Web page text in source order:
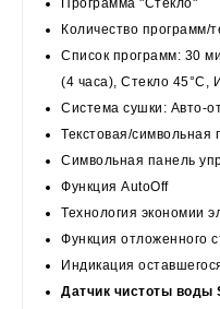
Программа "Стекло"
Количество
Список программ: 30
(4 часа), Стекло 45°C,
Система сушки: Авто-
Текстовая/символьная
Символьная панель
Функция AutoOff
Технология экономии
Функция отложенного
Индикация
Датчик чистоты воды